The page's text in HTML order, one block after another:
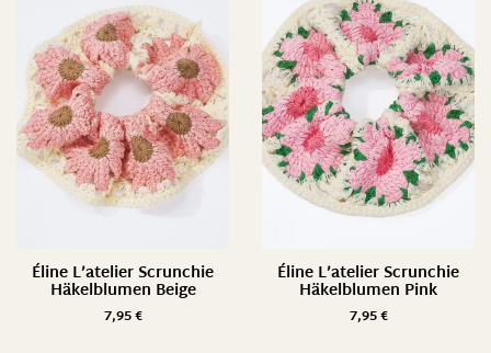
Éline L’atelier Scrunchie
Häkelblumen Beige
7,95€
Éline L’atelier Scrunchie
Häkelblumen Pink
7,95€